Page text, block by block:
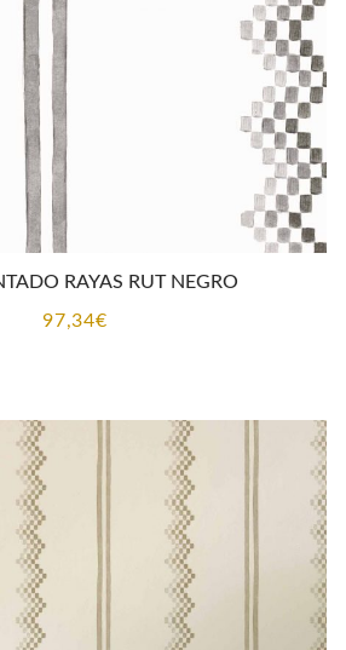
RAYAS RUT NEGRO
97,34€